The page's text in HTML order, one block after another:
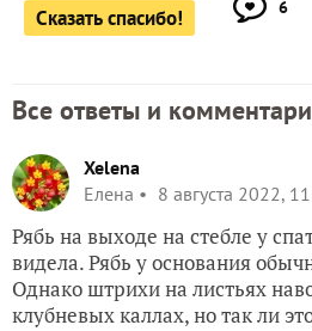
Сказать спасибо! 6
Все ответы и
Xelena
Елена
8 августа 2022,
Рябь на выходе на стебле у
видела. Рябь у основания
Однако штрихи на листьях
клубневых каллах, но так ли